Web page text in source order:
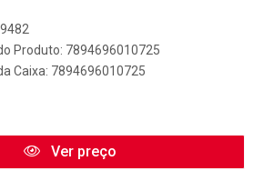
Produto: 7894696010725
Caixa: 7894696010725
Ver preço